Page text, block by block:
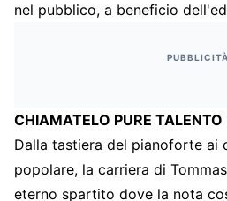
nel pubblico, a beneficio
PUBBLICITÀ
CHIAMATELO PURE TALENTO
Dalla tastiera del pianoforte ai
popolare, la carriera di
eterno spartito dove la nota